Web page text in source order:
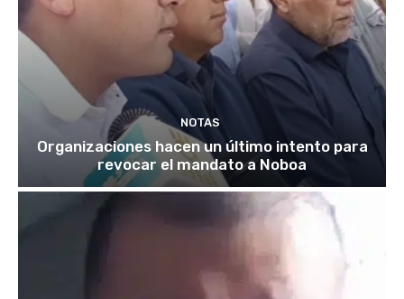
NOTAS
Organizaciones hacen un último intento para
revocar el mandato a Noboa